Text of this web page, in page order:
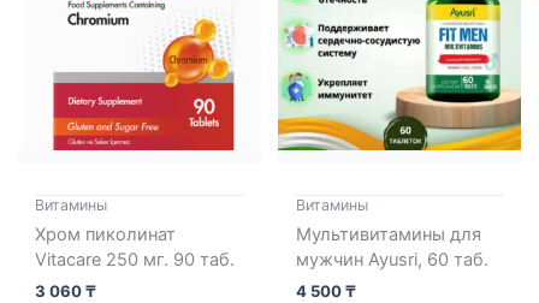
Витамины
Хром пиколинат
Vitacare 250 мг. 90 таб.
3 060₸
Витамины
Мультивитамины для
мужчин Ayusri, 60 таб.
4 500₸